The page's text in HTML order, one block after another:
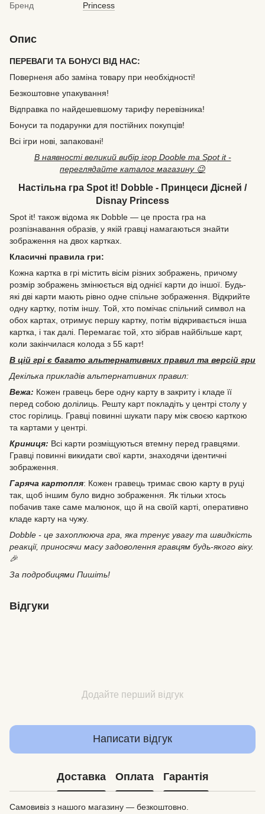
Бренд Princess
Опис
ПЕРЕВАГИ ТА БОНУСІ ВІД НАС:
Поверненя або заміна товару при необхідності!
Безкоштовне упакування!
Відправка по найдешевшому тарифу перевізника!
Бонуси та подарунки для постійних покупців!
Всі ігри нові, запаковані!
В наявності великий вибір ігор Dooble та Spot it -
переглядайте каталог магазину 😉
Настільна гра Spot it! Dobble - Принцеси Дісней /
Disnay Princess
Spot it! також відома як Dobble — це проста гра на
розпізнавання образів, у якій гравці намагаються знайти
зображення на двох картках.
Класичні правила гри:
Кожна картка в грі містить вісім різних зображень, причому
розмір зображень змінюється від однієї карти до іншої. Будь-
які дві карти мають рівно одне спільне зображення. Відкрийте
одну картку, потім іншу. Той, хто помічає спільний символ на
обох картах, отримує першу картку, потім відкривається інша
картка, і так далі. Перемагає той, хто зібрав найбільше карт,
коли закінчилася колода з 55 карт!
В цій грі є багато альтернативних правил та версій гри
Декілька прикладів альтернативних правил:
Вежа: Кожен гравець бере одну карту в закриту і кладе її
перед собою долілиць. Решту карт покладіть у центрі столу у
стос горілиць. Гравці повинні шукати пару між своєю карткою
та картами у центрі.
Криниця: Всі карти розміщуються втемну перед гравцями.
Гравці повинні викидати свої карти, знаходячи ідентичні
зображення.
Гаряча картопля: Кожен гравець тримає свою карту в руці
так, щоб іншим було видно зображення. Як тільки хтось
побачив таке саме малюнок, що й на своїй карті, оперативно
кладе карту на чужу.
Dobble - це захоплююча гра, яка тренує увагу та швидкість
реакції, приносячи масу задоволення гравцям будь-якого віку.
🎉
За подробицями Пишіть!
Відгуки
Додайте перший відгук
Написати відгук
Доставка Оплата Гарантія
Самовивіз з нашого магазину — безкоштовно.